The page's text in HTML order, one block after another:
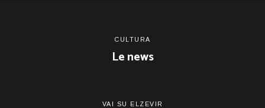
CULTURA
Le news
VAI SU ELZEVIR